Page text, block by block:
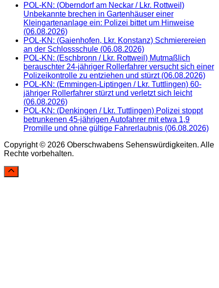
POL-KN: (Oberndorf am Neckar / Lkr. Rottweil)
Unbekannte brechen in Gartenhäuser einer
Kleingartenanlage ein: Polizei bittet um Hinweise
(06.08.2026)
POL-KN: (Gaienhofen, Lkr. Konstanz) Schmierereien
an der Schlossschule (06.08.2026)
POL-KN: (Eschbronn / Lkr. Rottweil) Mutmaßlich
berauschter 24-jähriger Rollerfahrer versucht sich einer
Polizeikontrolle zu entziehen und stürzt (06.08.2026)
POL-KN: (Emmingen-Liptingen / Lkr. Tuttlingen) 60-
jähriger Rollerfahrer stürzt und verletzt sich leicht
(06.08.2026)
POL-KN: (Denkingen / Lkr. Tuttlingen) Polizei stoppt
betrunkenen 45-jährigen Autofahrer mit etwa 1,9
Promille und ohne gültige Fahrerlaubnis (06.08.2026)
Copyright © 2026 Oberschwabens Sehenswürdigkeiten. Alle
Rechte vorbehalten.